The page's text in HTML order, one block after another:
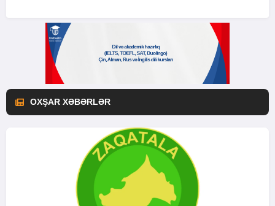
OXŞAR XƏBƏRLƏR